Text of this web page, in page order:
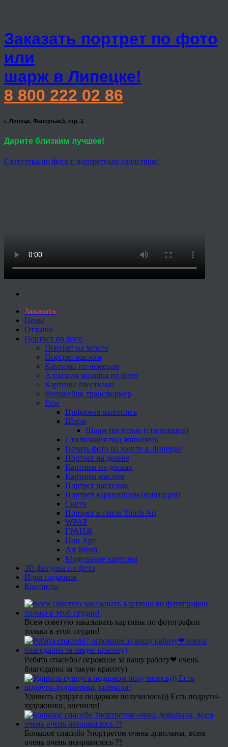
Заказать портрет по фото
или
шарж в Липецке!
8 800 222 02 86
г. Липецк, Фанерная,5, стр. 1
Дарите близким лучшее!
Статуэтка по фото с портретным сходством!
Заказать
Цены
Отзывы
Портрет по фото
Портрет на холсте
Портрет маслом
Картины по номерам
Алмазная мозаика по фото
Картины блестками
Фотокубик трансформер
Еще
Цифровая живопись
Шарж
Шарж пастелью (стилизация)
Стилизация под живопись
Печать фото на холсте в Липецке
Портрет на дереве
Картины на досках
Картины маслом
Портрет пастелью
Портрет карандашом (имитация)
Скетч
Портрет в стиле Touch Art
WPAP
ГРАНЖ
Поп Арт
Art Brush
Модульные картины
3D фигурка по фото
Идеи подарков
Контакты
Всем советую заказывать картины по фотографии
только в этой студии!
Ребята спасибо? огромное за вашу работу❤ очень
благодарна за такую красоту)
Удивить супруга подарком получилось))) Есть подруги-
художники, оценили!
Большое спасибо ?портретом очень довольны, всем
очень очень понравилось ??